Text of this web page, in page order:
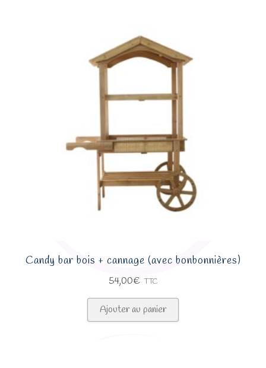
Candy bar bois + cannage (avec bonbonnières)
54,00€ TTC
Ajouter au panier